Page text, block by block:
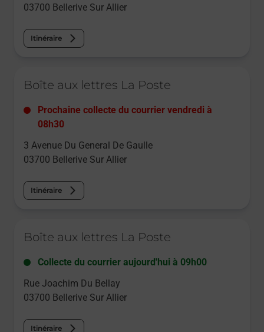
03700 Bellerive Sur Allier
Itinéraire
Boîte aux lettres La Poste
Prochaine collecte du courrier vendredi à
08h30
3 Avenue Du General De Gaulle
03700 Bellerive Sur Allier
Itinéraire
Boîte aux lettres La Poste
Collecte du courrier aujourd'hui à 09h00
Rue Joachim Du Bellay
03700 Bellerive Sur Allier
Itinéraire